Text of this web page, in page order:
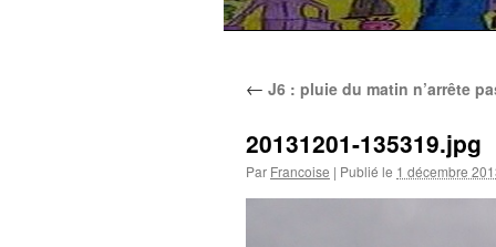
← J6 : pluie du matin n’arrête
20131201-135319.jpg
Par Francoise | Publié le 1 décembre